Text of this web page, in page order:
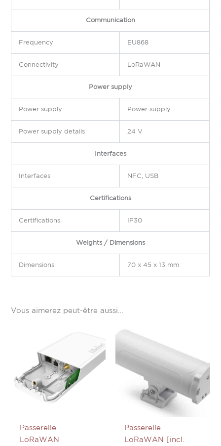
Communication
Frequency EU868
Connectivity LoRaWAN
Power supply
Power supply Power supply
Power supply details 24 V
Interfaces
Interfaces NFC, USB
Certifications
Certifications IP30
Weights / Dimensions
Dimensions 70 x 45 x 13 mm
Vous aimerez peut-être aussi…
Passerelle
LoRaWAN
Passerelle
LoRaWAN [incl.